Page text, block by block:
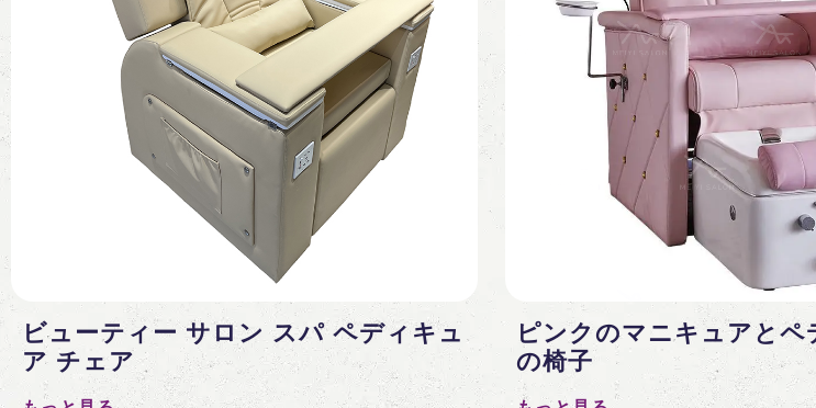
ビューティー サロン スパ ペディキュ
ア チェア
ピンクのマニキュアとペ
の椅子